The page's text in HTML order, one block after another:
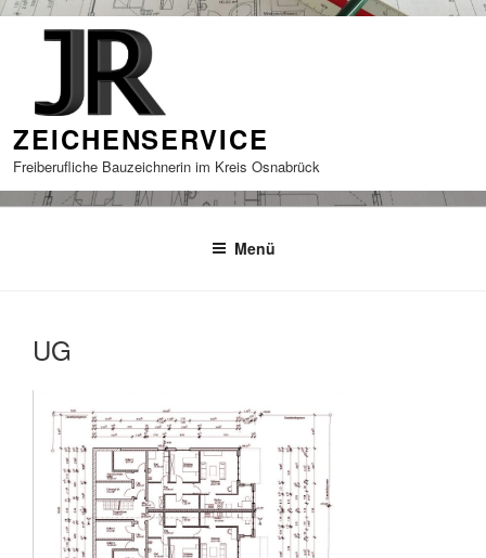
Zum
ZEICHENSERVICE
Freiberufliche Bauzeichnerin im Kreis Osnabrück
Menü
UG